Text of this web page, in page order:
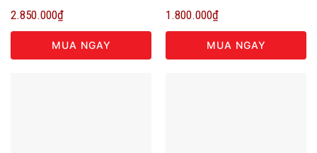
2.850.000₫
MUA NGAY
1.800.000₫
MUA NGAY